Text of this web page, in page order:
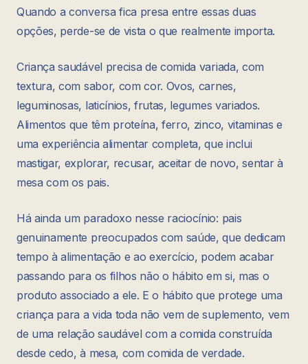
Quando a conversa fica presa entre essas duas
opções, perde-se de vista o que realmente importa.
Criança saudável precisa de comida variada, com
textura, com sabor, com cor. Ovos, carnes,
leguminosas, laticínios, frutas, legumes variados.
Alimentos que têm proteína, ferro, zinco, vitaminas e
uma experiência alimentar completa, que inclui
mastigar, explorar, recusar, aceitar de novo, sentar à
mesa com os pais.
Há ainda um paradoxo nesse raciocínio: pais
genuinamente preocupados com saúde, que dedicam
tempo à alimentação e ao exercício, podem acabar
passando para os filhos não o hábito em si, mas o
produto associado a ele. E o hábito que protege uma
criança para a vida toda não vem de suplemento, vem
de uma relação saudável com a comida construída
desde cedo, à mesa, com comida de verdade.